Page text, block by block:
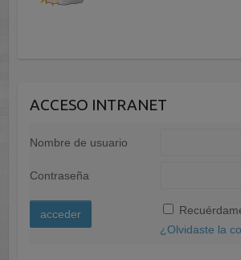
ACCESO INTRANET
Nombre de usuario
Contraseña
A
l
¿Olvidaste la